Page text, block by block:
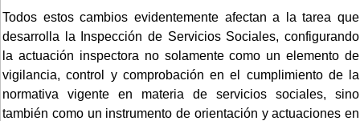
Todos estos cambios evidentemente afectan a la tarea que
desarrolla la Inspección de Servicios Sociales, configurando
la actuación inspectora no solamente como un elemento de
vigilancia, control y comprobación en el cumplimiento de la
normativa vigente en materia de servicios sociales, sino
también como un instrumento de orientación y actuaciones en